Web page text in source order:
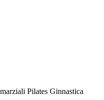
Pilates Ginnastica